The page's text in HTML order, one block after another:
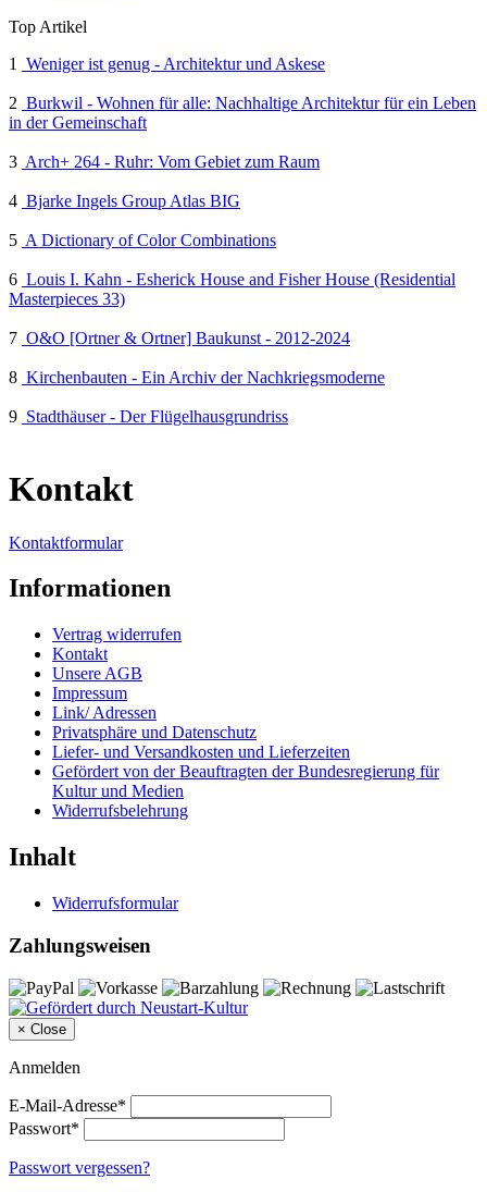
Top Artikel
1
Weniger ist genug - Architektur und Askese
2 Burkwil - Wohnen für alle: Nachhaltige Architektur für ein Leben
in der Gemeinschaft
3 Arch+ 264 - Ruhr: Vom Gebiet zum Raum
4 Bjarke Ingels Group Atlas BIG
5 A Dictionary of Color Combinations
6 Louis I. Kahn - Esherick House and Fisher House (Residential
Masterpieces 33)
7 O&O [Ortner & Ortner] Baukunst - 2012-2024
8 Kirchenbauten - Ein Archiv der Nachkriegsmoderne
9 Stadthäuser - Der Flügelhausgrundriss
Kontakt
Kontaktformular
Informationen
Vertrag widerrufen
Kontakt
Unsere AGB
Impressum
Link/ Adressen
Privatsphäre und Datenschutz
Liefer- und Versandkosten und Lieferzeiten
Gefördert von der Beauftragten der Bundesregierung für
Kultur und Medien
Widerrufsbelehrung
Inhalt
Widerrufsformular
Zahlungsweisen
× Close
Anmelden
E-Mail-Adresse*
Passwort*
Passwort vergessen?